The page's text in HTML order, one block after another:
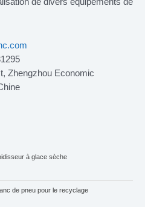
Zhengzhou Economic
à glace sèche
de pneu pour le recyclage